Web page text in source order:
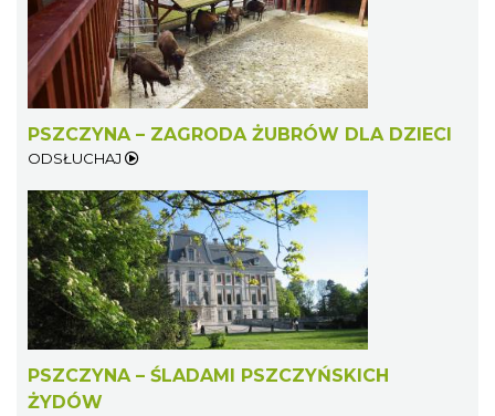
PSZCZYNA – ZAGRODA ŻUBRÓW DLA DZIECI
ODSŁUCHAJ
PSZCZYNA – ŚLADAMI PSZCZYŃSKICH
ŻYDÓW